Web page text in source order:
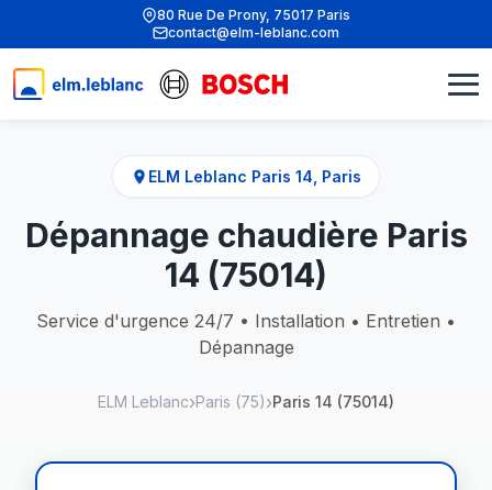
80 Rue De Prony, 75017 Paris
contact@elm-leblanc.com
ELM Leblanc Paris 14, Paris
Dépannage chaudière Paris
14 (75014)
Service d'urgence 24/7 • Installation • Entretien •
Dépannage
ELM Leblanc Paris (75) Paris 14 (75014)